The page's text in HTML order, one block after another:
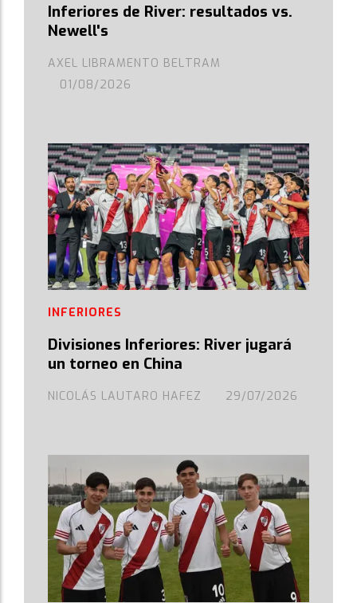
Inferiores de River: resultados vs.
Newell's
AXEL LIBRAMENTO BELTRAM
01/08/2026
Divisiones Inferiores: River jugará
un torneo en China
NICOLÁS LAUTARO HAFEZ
INFERIORES
29/07/2026